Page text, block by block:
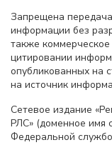
Запрещена
информации без
также
цитировании
опубликованных на
на источник
Сетевое издание
РЛС» (доменное имя
Федеральной